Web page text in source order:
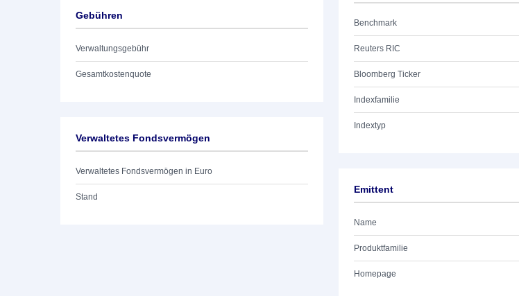
Gebühren
Verwaltungsgebühr
Gesamtkostenquote
Verwaltetes Fondsvermögen
Verwaltetes Fondsvermögen in Euro
Stand
Benchmark
Reuters RIC
Bloomberg Ticker
Indexfamilie
Indextyp
Emittent
Name
Produktfamilie
Homepage